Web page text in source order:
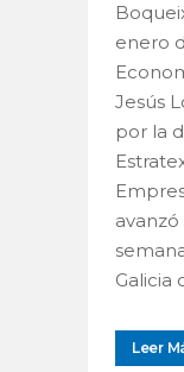
enero
Jesús
por la
Galicia
Leer